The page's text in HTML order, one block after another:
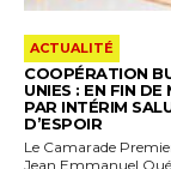
ACTUALITÉ
COOPÉRATION
UNIES : EN FIN
PAR INTÉRIM
D’ESPOIR
Le Camarade
Jean Emmanuel